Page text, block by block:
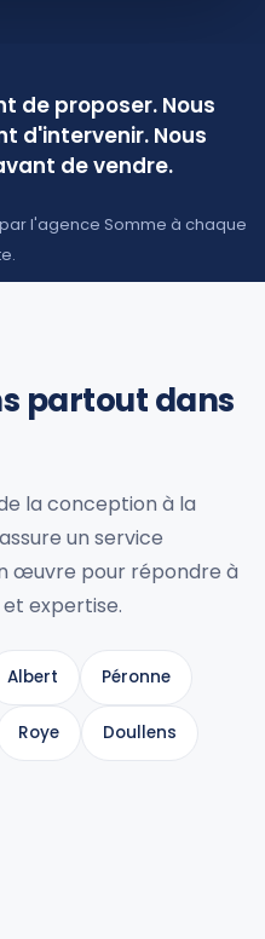
de proposer. Nous
d'intervenir. Nous
de vendre.
l'agence Somme à chaque
partout dans
la conception à la
un service
œuvre pour répondre à
expertise.
Albert Péronne
Roye Doullens